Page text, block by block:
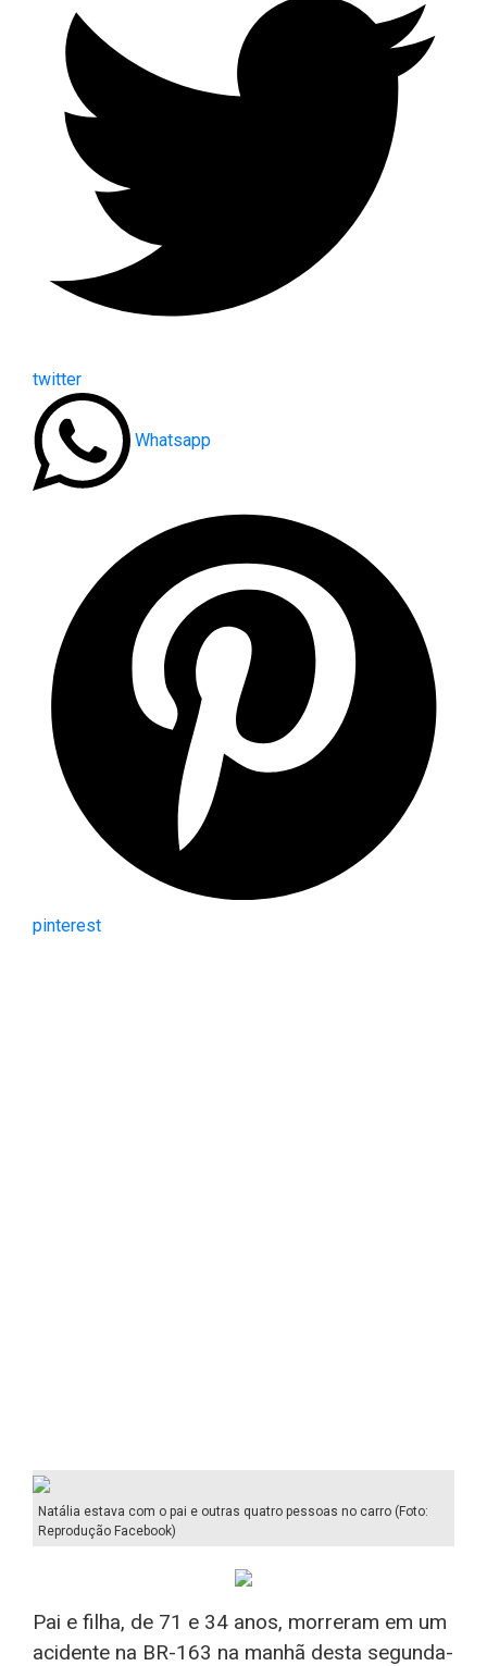
twitter
Whatsapp
pinterest
Natália estava com o pai e outras quatro pessoas no carro (Foto:
Reprodução Facebook)
Pai e filha, de 71 e 34 anos, morreram em um
acidente na BR-163 na manhã desta segunda-